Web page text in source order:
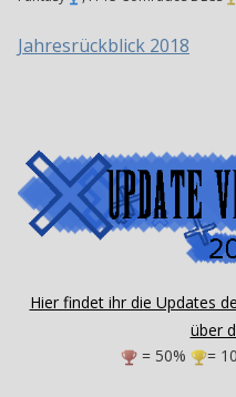
Jahresrückblick 2018
Hier findet ihr die Updates
über
= 50%
=